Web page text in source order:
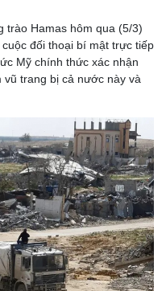
Tư vấn
trào Hamas hôm qua (5/3)
đối thoại bí mật trực tiếp
Mỹ chính thức xác nhận
trang bị cả nước này và